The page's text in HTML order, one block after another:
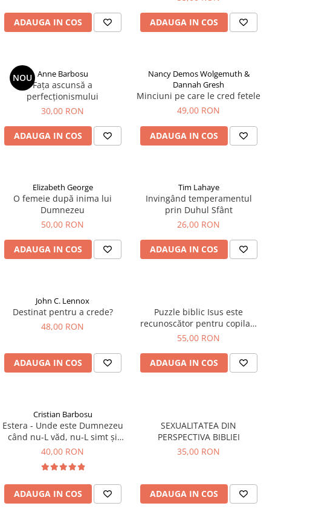
ADAUGA IN COS ADAUGA IN COS
NOU Anne Barbosu
Fața ascunsă a
perfecționismului
30,00 RON
ADAUGA IN COS
Nancy Demos Wolgemuth &
Dannah Gresh
Minciuni pe care le cred fetele
49,00 RON
ADAUGA IN COS
Elizabeth George
O femeie după inima lui
Dumnezeu
50,00 RON
ADAUGA IN COS
Tim Lahaye
Invingând temperamentul
prin Duhul Sfânt
26,00 RON
ADAUGA IN COS
John C. Lennox
Destinat pentru a crede?
48,00 RON
ADAUGA IN COS
Puzzle biblic Isus este
recunoscător pentru copilași
(500 Piese)
55,00 RON
ADAUGA IN COS
Cristian Barbosu
Estera - Unde este Dumnezeu
când nu-L văd, nu-L simt și
nu-l aud?
40,00 RON
ADAUGA IN COS
SEXUALITATEA DIN
PERSPECTIVA BIBLIEI
35,00 RON
ADAUGA IN COS